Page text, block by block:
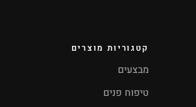
קטגוריות מוצרים
מבצעים
טיפוח פנים